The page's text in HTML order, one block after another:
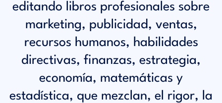
editando libros profesionales sobre
marketing, publicidad, ventas,
recursos humanos, habilidades
directivas, finanzas, estrategia,
economía, matemáticas y
estadística, que mezclan, el rigor, la